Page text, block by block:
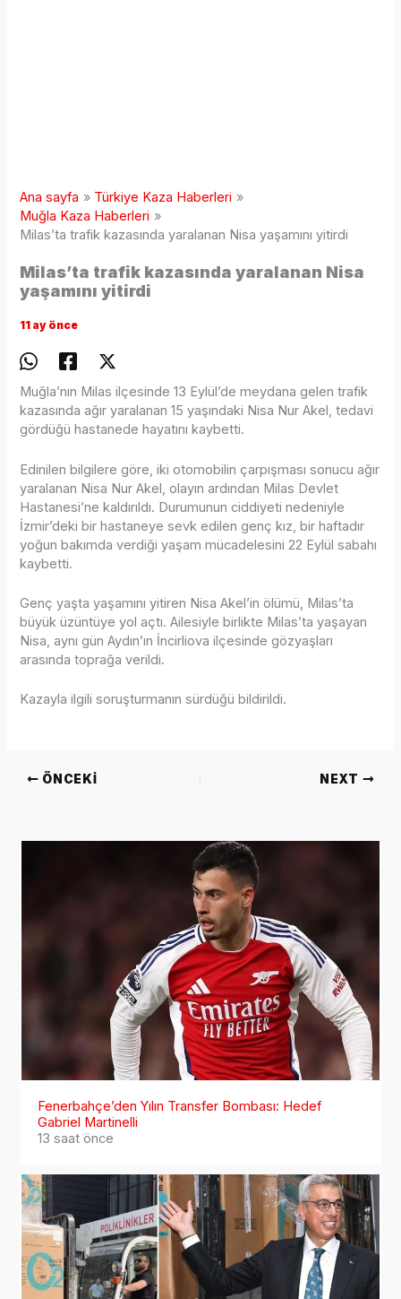
Ana sayfa
Türkiye Kaza Haberleri
Muğla Kaza Haberleri
Milas’ta trafik kazasında yaralanan Nisa yaşamını yitirdi
Milas’ta trafik kazasında yaralanan Nisa
yaşamını yitirdi
11 ay önce
Muğla’nın Milas ilçesinde 13 Eylül’de meydana gelen trafik
kazasında ağır yaralanan 15 yaşındaki Nisa Nur Akel, tedavi
gördüğü hastanede hayatını kaybetti.
Edinilen bilgilere göre, iki otomobilin çarpışması sonucu ağır
yaralanan Nisa Nur Akel, olayın ardından Milas Devlet
Hastanesi’ne kaldırıldı. Durumunun ciddiyeti nedeniyle
İzmir’deki bir hastaneye sevk edilen genç kız, bir haftadır
yoğun bakımda verdiği yaşam mücadelesini 22 Eylül sabahı
kaybetti.
Genç yaşta yaşamını yitiren Nisa Akel’in ölümü, Milas’ta
büyük üzüntüye yol açtı. Ailesiyle birlikte Milas’ta yaşayan
Nisa, aynı gün Aydın’ın İncirliova ilçesinde gözyaşları
arasında toprağa verildi.
Kazayla ilgili soruşturmanın sürdüğü bildirildi.
ÖNCEKI NEXT
Fenerbahçe’den Yılın Transfer Bombası: Hedef
Gabriel Martinelli
13 saat önce